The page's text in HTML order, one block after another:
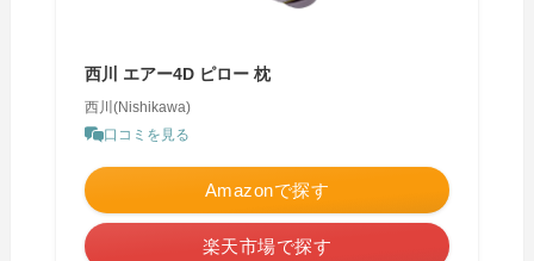
西川 エアー4D ピロー 枕
西川(Nishikawa)
口コミを見る
Amazonで探す
楽天市場で探す